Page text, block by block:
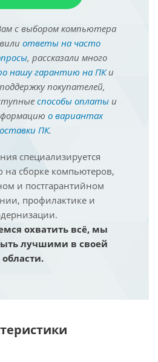
с выбором компьютера
ответы на часто
, рассказали много
нашу гарантию на ПКи
покупателей,
способы оплатыи
о вариантах
ПК.
специализируется
на сборке компьютеров,
и постгарантийном
профилактике и
охватить всё, мы
лучшими в своей
области.